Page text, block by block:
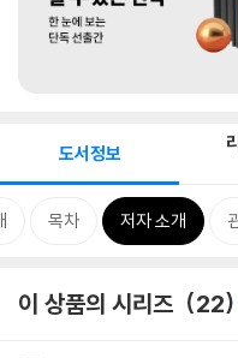
도서정보
목차 저자 소개
이 상품의 시리즈 22